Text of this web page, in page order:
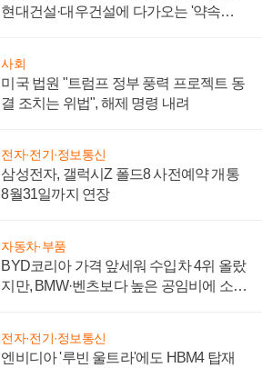
현대건설·대우건설에 다가오는 '약속의
사회
미국 법원 "트럼프 정부 풍력 프로젝트 동
결 조치는 위법", 해제 명령 내려
전자·전기·정보통신
삼성전자, 갤럭시Z 폴드8 사전예약 개통
8월31일까지 연장
자동차·부품
BYD코리아 가격 앞세워 수입차 4위 올랐
지만, BMW·벤츠보다 높은 공임비에 소비
전자·전기·정보통신
엔비디아 '루빈 울트라'에도 HBM4 탑재